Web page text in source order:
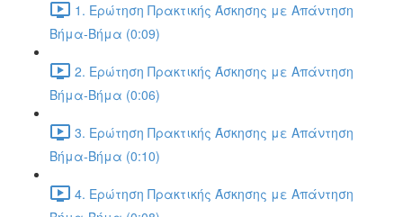
1. Ερώτηση Πρακτικής Άσκησης με Απάντηση
Βήμα-Βήμα (0:09)
2. Ερώτηση Πρακτικής Άσκησης με Απάντηση
Βήμα-Βήμα (0:06)
3. Ερώτηση Πρακτικής Άσκησης με Απάντηση
Βήμα-Βήμα (0:10)
4. Ερώτηση Πρακτικής Άσκησης με Απάντηση